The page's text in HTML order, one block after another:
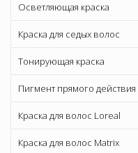
Осветляющая краска
Краска для седых волос
Тонирующая краска
Пигмент прямого действия
Краска для волос Loreal
Краска для волос Matrix